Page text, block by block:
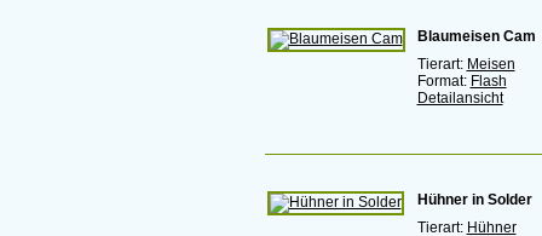
Blaumeisen Cam
Tierart: Meisen
Format: Flash
Detailansicht
Hühner in Solder
Tierart: Hühner